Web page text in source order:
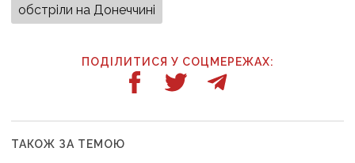
обстріли на Донеччині
ПОДІЛИТИСЯ У СОЦМЕРЕЖАХ:
ТАКОЖ ЗА ТЕМОЮ